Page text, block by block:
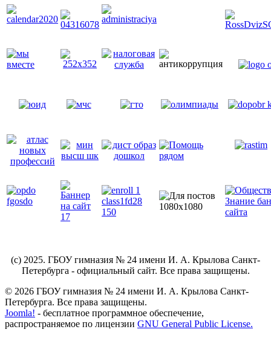
(c) 2025. ГБОУ гимназия № 24 имени И. А. Крылова Санкт-
Петербурга - официальный сайт. Все права защищены.
© 2026 ГБОУ гимназия № 24 имени И. А. Крылова Санкт-
Петербурга. Все права защищены.
Joomla! - бесплатное программное обеспечение,
распространяемое по лицензии GNU General Public License.